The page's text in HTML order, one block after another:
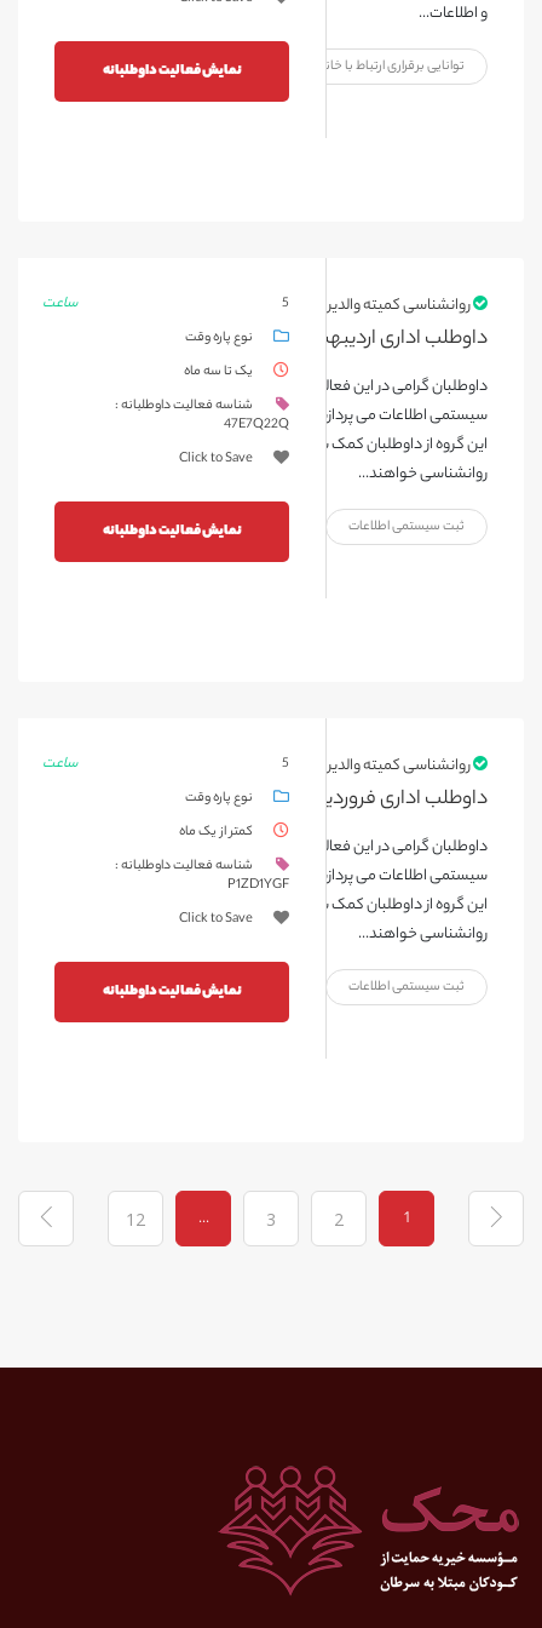
و اطلاعات...
توانایی برقراری ارتباط با خانواده بیمار نمایش فعالیت داوطلبانه
روانشناسی کمیته والدین
داوطلب اداری اردیبهشت ۱۴۰۴
داوطلبان گرامی در این فعالیت به همکاری با پرسنل و همچنین ثبت
سیستمی اطلاعات می پردازند و با توجه به نیاز بخش روانشناسی فعالیت
این گروه از داوطلبان کمک شایانی در پیشبرد فعالیت های بخش
روانشناسی خواهند...
ثبت سیستمی اطلاعات
ساعت
5
نوع پاره وقت
یک تا سه ماه
شناسه فعالیت داوطلبانه :
47E7Q22Q
Click to Save
نمایش فعالیت داوطلبانه
روانشناسی کمیته والدین
داوطلب اداری فروردین ۱۴۰۴
داوطلبان گرامی در این فعالیت به همکاری با پرسنل و همچنین ثبت
سیستمی اطلاعات می پردازند و با توجه به نیاز بخش روانشناسی فعالیت
این گروه از داوطلبان کمک شایانی در پیشبرد فعالیت های بخش
روانشناسی خواهند...
ثبت سیستمی اطلاعات
ساعت
5
نوع پاره وقت
کمتر از یک ماه
شناسه فعالیت داوطلبانه :
P1ZD1YGF
Click to Save
نمایش فعالیت داوطلبانه
1
2
3
...
12